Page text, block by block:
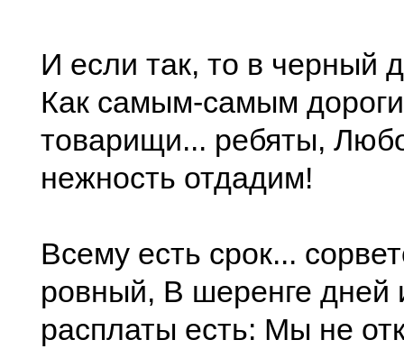
И если так, то в черный
Как самым-самым
товарищи... ребяты,
нежность отдадим!
Всему есть срок...
ровный, В шеренге дней
расплаты есть: Мы не